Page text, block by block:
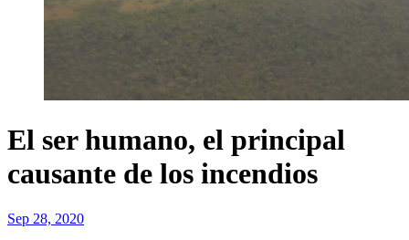
El ser humano, el principal
causante de los incendios
Sep 28, 2020